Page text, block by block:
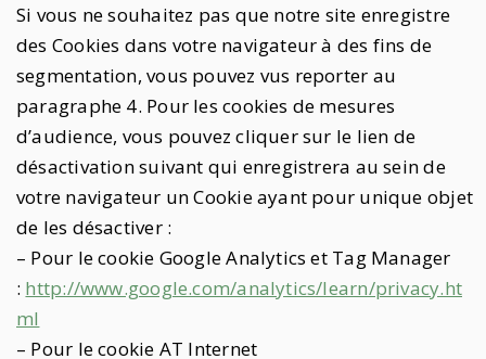
Si vous ne souhaitez pas que notre site enregistre
des Cookies dans votre navigateur à des fins de
segmentation, vous pouvez vus reporter au
paragraphe 4. Pour les cookies de mesures
d’audience, vous pouvez cliquer sur le lien de
désactivation suivant qui enregistrera au sein de
votre navigateur un Cookie ayant pour unique objet
de les désactiver :
– Pour le cookie Google Analytics et Tag Manager
: http://www.google.com/analytics/learn/privacy.ht
ml
– Pour le cookie AT Internet